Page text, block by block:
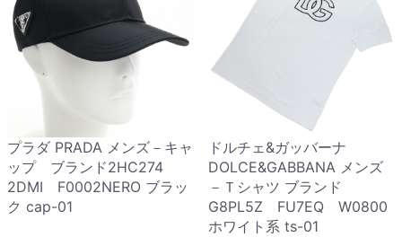
プラダ PRADA メンズ－キャ
ップ ブランド2HC274
2DMI F0002NERO ブラッ
ク cap-01
ドルチェ&ガッバーナ
DOLCE&GABBANA メンズ
－Ｔシャツ ブランド
G8PL5Z FU7EQ W0800
ホワイト系 ts-01